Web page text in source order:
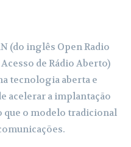
(do inglês Open Radio
de Rádio Aberto)
tecnologia aberta e
acelerar a implantação
que o modelo tradicional